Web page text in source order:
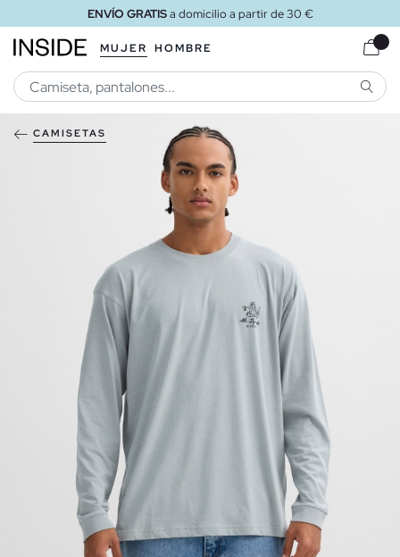
ENVÍO GRATISa domicilio a partir de 30 €
MUJER HOMBRE
CAMISETAS